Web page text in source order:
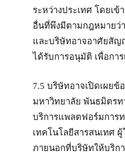
ระหว่างประเทศ โดยเ
อื่นที่พึงมีตามกฎหมายว่
และบริษัทอาจอาศัยสัญ
ได้รับการอนุมัติ เพื่อกา
7.5 บริษัทอาจเปิดเผย
มหาวิทยาลัย พันธมิตรท
บริการแพลตฟอร์มการ
เทคโนโลยีสารสนเทศ
ภายนอกที่บริษัทให้บริก